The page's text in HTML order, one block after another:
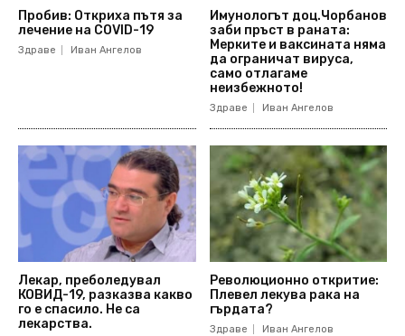
Пробив: Откриха пътя за
лечение на COVID-19
Здраве Иван Ангелов
Имунологът доц.Чорбанов
заби пръст в раната:
Мерките и ваксината няма
да ограничат вируса,
само отлагаме
неизбежното!
Здраве Иван Ангелов
Лекар, преболедувал
КОВИД-19, разказва какво
го е спасило. Не са
лекарства.
Революционно откритие:
Плевел лекува рака на
гърдата?
Здраве Иван Ангелов